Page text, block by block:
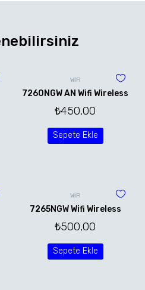
WİFİ
7260NGW AN Wifi Wireless
₺450,00
Sepete Ekle
WİFİ
7265NGW Wifi Wireless
₺500,00
Sepete Ekle